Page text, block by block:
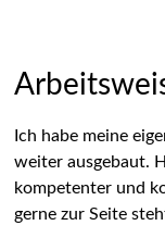
Ich habe meine
weiter ausgebaut.
kompetenter und
gerne zur Seite